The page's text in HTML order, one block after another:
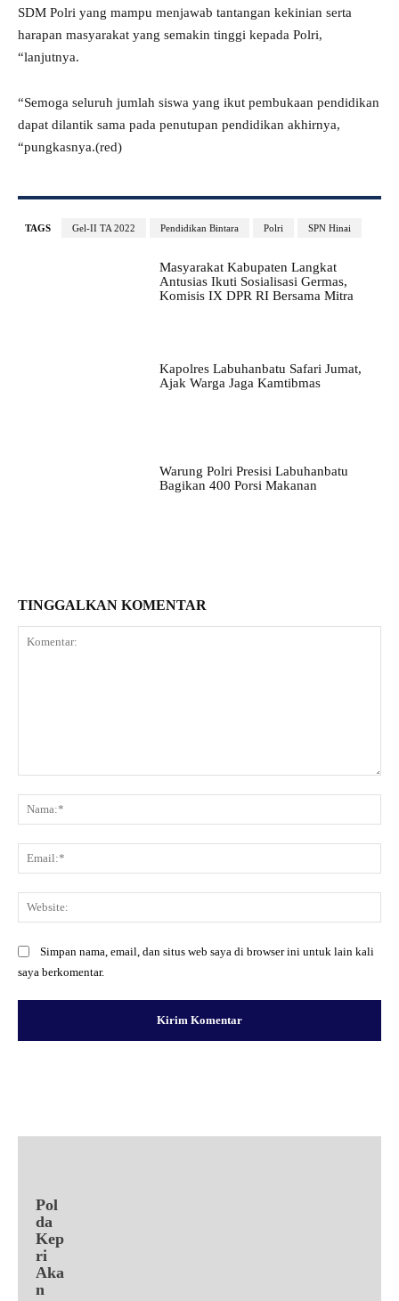
SDM Polri yang mampu menjawab tantangan kekinian serta
harapan masyarakat yang semakin tinggi kepada Polri,
“lanjutnya.
“Semoga seluruh jumlah siswa yang ikut pembukaan pendidikan
dapat dilantik sama pada penutupan pendidikan akhirnya,
“pungkasnya.(red)
TAGS Gel-II TA 2022 Pendidikan Bintara Polri SPN Hinai
Masyarakat Kabupaten Langkat
Antusias Ikuti Sosialisasi Germas,
Komisis IX DPR RI Bersama Mitra
Kapolres Labuhanbatu Safari Jumat,
Ajak Warga Jaga Kamtibmas
Warung Polri Presisi Labuhanbatu
Bagikan 400 Porsi Makanan
TINGGALKAN KOMENTAR
Simpan nama, email, dan situs web saya di browser ini untuk lain kali
saya berkomentar.
Pol
da
Kep
ri
Aka
n